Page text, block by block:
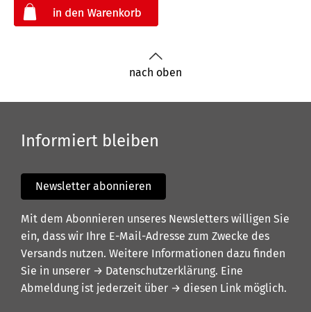
nach oben
Informiert bleiben
Newsletter abonnieren
Mit dem Abonnieren unseres Newsletters willigen Sie
ein, dass wir Ihre E-Mail-Adresse zum Zwecke des
Versands nutzen. Weitere Informationen dazu finden
Sie in unserer → Datenschutzerklärung. Eine
Abmeldung ist jederzeit über → diesen Link möglich.